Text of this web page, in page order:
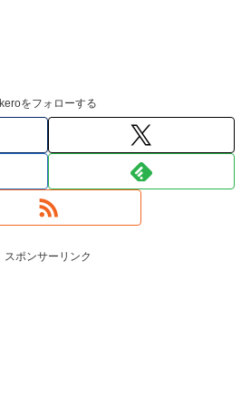
keroをフォローする
スポンサーリンク